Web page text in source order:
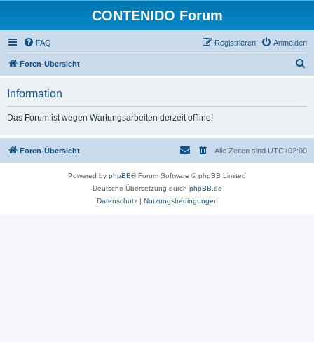
CONTENIDO Forum
FAQ Anmelden
Registrieren
Foren-Übersicht
Information
Das Forum ist wegen Wartungsarbeiten derzeit offline!
Foren-Übersicht Alle Zeiten sind UTC+02:00
Powered by phpBB® Forum Software © phpBB Limited
Deutsche Übersetzung durch phpBB.de
Datenschutz| Nutzungsbedingungen